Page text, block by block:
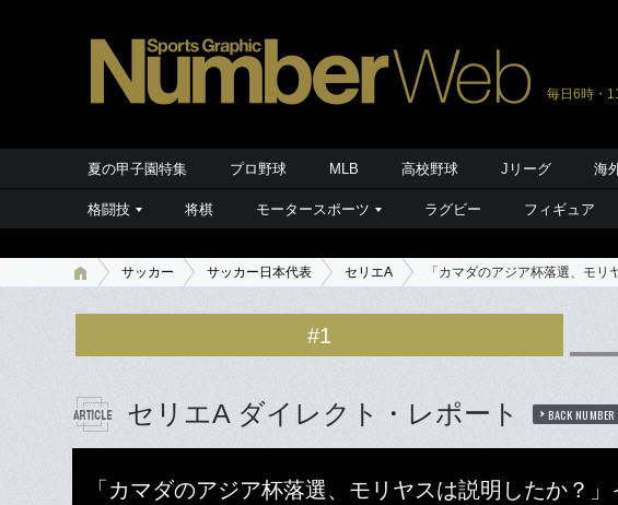
毎日6時・
夏の甲子園特集 プロ野球 MLB 高校野球 Jリーグ 海
格闘技 将棋 モータースポーツ ラグビー フィギュア
サッカー サッカー日本代表 セリエA 「カマダのアジア杯落選、モ
#1
セリエA ダイレクト・レポート BACK NUMBER
「カマダのアジア杯落選、モリヤスは説明したか？」